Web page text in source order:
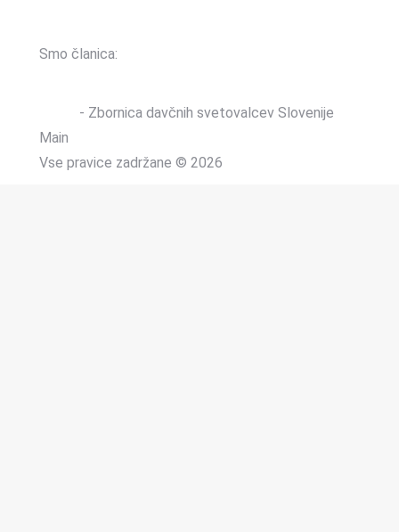
Smo članica:
- Zbornica davčnih svetovalcev Slovenije
Main
Vse pravice zadržane © 2026